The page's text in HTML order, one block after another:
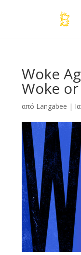
Woke
Woke
από Langabee |